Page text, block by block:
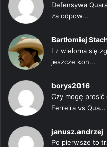
Defensywa
za odpow...
Bartłomiej
I z wieloma się
jeszcze kon...
borys2016
Czy mogę
Ferreira vs Qua...
janusz.andrzej
Po pierwsze to